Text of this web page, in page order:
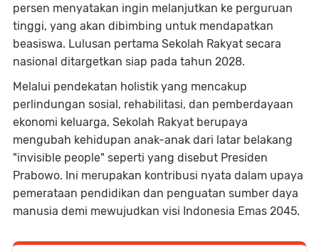
persen menyatakan ingin melanjutkan ke perguruan
tinggi, yang akan dibimbing untuk mendapatkan
beasiswa. Lulusan pertama Sekolah Rakyat secara
nasional ditargetkan siap pada tahun 2028.
Melalui pendekatan holistik yang mencakup
perlindungan sosial, rehabilitasi, dan pemberdayaan
ekonomi keluarga, Sekolah Rakyat berupaya
mengubah kehidupan anak-anak dari latar belakang
"invisible people" seperti yang disebut Presiden
Prabowo. Ini merupakan kontribusi nyata dalam upaya
pemerataan pendidikan dan penguatan sumber daya
manusia demi mewujudkan visi Indonesia Emas 2045.